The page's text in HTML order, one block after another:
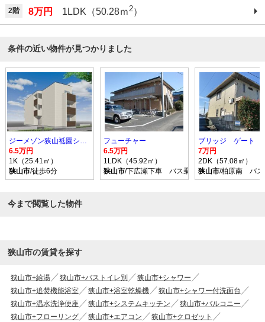
2階 8万円 1LDK（50.28ｍ2）
条件の近い物件が見つかりました
ジーメゾン狭山祗園シエル
6.5万円
1K（25.41㎡）
狭山市/徒歩6分
フューチャー
6.5万円
1LDK（45.92㎡）
狭山市/下広瀬下車 バス乗車時間14分 停歩5分
ブリッジ ゲート
7万円
2DK（57.08㎡）
狭山市/柏原南 バ
今まで閲覧した物件
狭山市の賃貸を探す
狭山市+給湯 狭山市+バストイレ別
狭山市+シャワー
狭山市+追焚機能浴室
狭山市+浴室乾燥機
狭山市+シャワー付洗面台
狭山市+温水洗浄便座
狭山市+システムキッチン
狭山市+バルコニー
狭山市+フローリング
狭山市+エアコン
狭山市+クロゼット